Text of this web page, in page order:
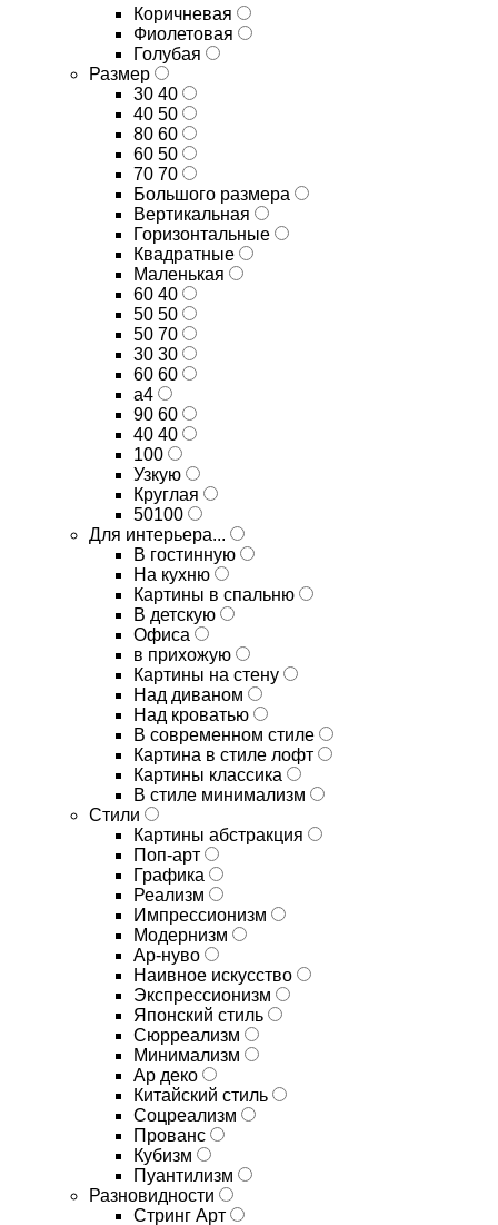
Коричневая
Фиолетовая
Голубая
Размер
30 40
40 50
80 60
60 50
70 70
Большого размера
Вертикальная
Горизонтальные
Квадратные
Маленькая
60 40
50 50
50 70
30 30
60 60
а4
90 60
40 40
100
Узкую
Круглая
50100
Для интерьера...
В гостинную
На кухню
Картины в спальню
В детскую
Офиса
в прихожую
Картины на стену
Над диваном
Над кроватью
В современном стиле
Картина в стиле лофт
Картины классика
В стиле минимализм
Стили
Картины абстракция
Поп-арт
Графика
Реализм
Импрессионизм
Модернизм
Ар-нуво
Наивное искусство
Экспрессионизм
Японский стиль
Сюрреализм
Минимализм
Ар деко
Китайский стиль
Соцреализм
Прованс
Кубизм
Пуантилизм
Разновидности
Стринг Арт